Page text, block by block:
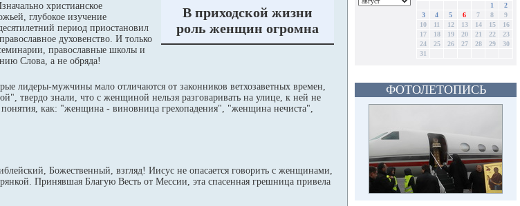
В приходской жизни
роль женщин огромна
христианское
глубокое изучение
период приостановил
духовенство. И только
православные школы и
Слова, а не обряда!
лидеры-мужчины мало отличаются от законников ветхозаветных времен,
твердо знали, что с женщиной нельзя разговаривать на улице, к ней не
понятия, как: "женщина - виновница грехопадения", "женщина нечиста",
Божественный, взгляд! Иисус не опасается говорить с женщинами,
Принявшая Благую Весть от Мессии, эта спасенная грешница привела
1
2
3
4 5 6 7 8
9
10
11 12 13 14 15
16
17
18 19 20 21 22
23
24
25 26 27 28 29
30
31
ФОТОЛЕТОПИСЬ